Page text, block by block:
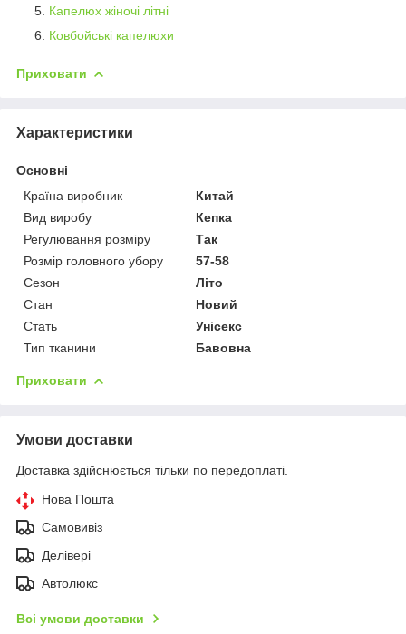
Капелюх жіночі літні
Ковбойські капелюхи
Приховати
Характеристики
Основні
Країна виробник
Китай
Вид виробу
Кепка
Регулювання розміру
Так
Розмір головного убору
57-58
Сезон
Літо
Стан
Новий
Стать
Унісекс
Тип тканини
Бавовна
Приховати
Умови доставки
Доставка здійснюється тільки по передоплаті.
Нова Пошта
Самовивіз
Делівері
Автолюкс
Всі умови доставки